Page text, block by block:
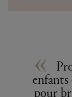
«
pour